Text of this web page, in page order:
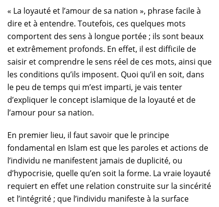
« La loyauté et l’amour de sa nation », phrase facile à
dire et à entendre. Toutefois, ces quelques mots
comportent des sens à longue portée ; ils sont beaux
et extrêmement profonds. En effet, il est difficile de
saisir et comprendre le sens réel de ces mots, ainsi que
les conditions qu’ils imposent. Quoi qu’il en soit, dans
le peu de temps qui m’est imparti, je vais tenter
d’expliquer le concept islamique de la loyauté et de
l’amour pour sa nation.
En premier lieu, il faut savoir que le principe
fondamental en Islam est que les paroles et actions de
l’individu ne manifestent jamais de duplicité, ou
d’hypocrisie, quelle qu’en soit la forme. La vraie loyauté
requiert en effet une relation construite sur la sincérité
et l’intégrité ; que l’individu manifeste à la surface